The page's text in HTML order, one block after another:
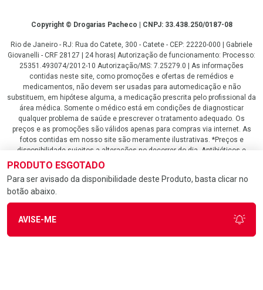
PRODUTO ESGOTADO
Para ser avisado da disponibilidade deste Produto, basta clicar no
botão abaixo.
AVISE-ME
CopyrightCopyright © Drogarias Pacheco | CNPJ: 33.438.250/0187-08
Rio de Janeiro - RJ: Rua do Catete, 300 - Catete - CEP: 22220-000 | Gabriele
Giovanelli - CRF 28127 | 24 horas| Autorização de funcionamento: Processo:
25351.493074/2012-10 Autorização/MS: 7.25279.0 | As informações
contidas neste site, como promoções e ofertas de remédios e
medicamentos, não devem ser usadas para automedicação e não
substituem, em hipótese alguma, a medicação prescrita pelo profissional da
área médica. Somente o médico está em condições de diagnosticar
qualquer problema de saúde e prescrever o tratamento adequado. Os
preços e as promoções são válidos apenas para compras via internet. As
fotos contidas em nosso site são meramente ilustrativas. *Preços e
disponibilidade sujeitos a alterações no decorrer do dia. Antibióticos e
antimicrobianos vendas apenas em lojas físicas ou televendas. Portaria nº
344 - 01/02/1999 - Ministério da Saúde. Horário de funcionamento Central
de Vendas e Atendimento ao Cliente 4020 4404 ou 0800 282 10 10 de
LGPD Aceite os Cookies